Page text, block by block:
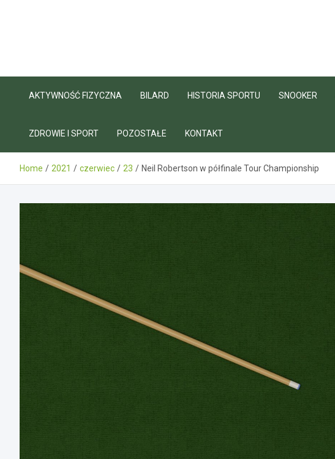
AKTYWNOŚĆ FIZYCZNA BILARD HISTORIA SPORTU SNOOKER
ZDROWIE I SPORT POZOSTAŁE KONTAKT
Home 2021 czerwiec 23 Neil Robertson w półfinale Tour Championship